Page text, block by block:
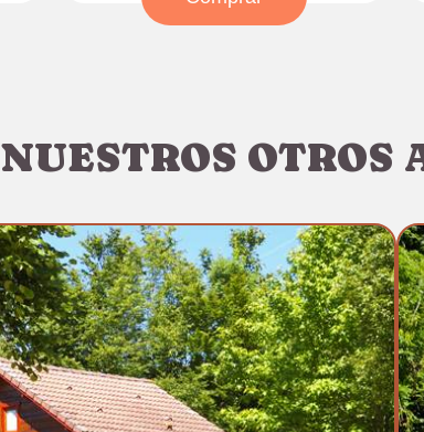
NUESTROS OTROS